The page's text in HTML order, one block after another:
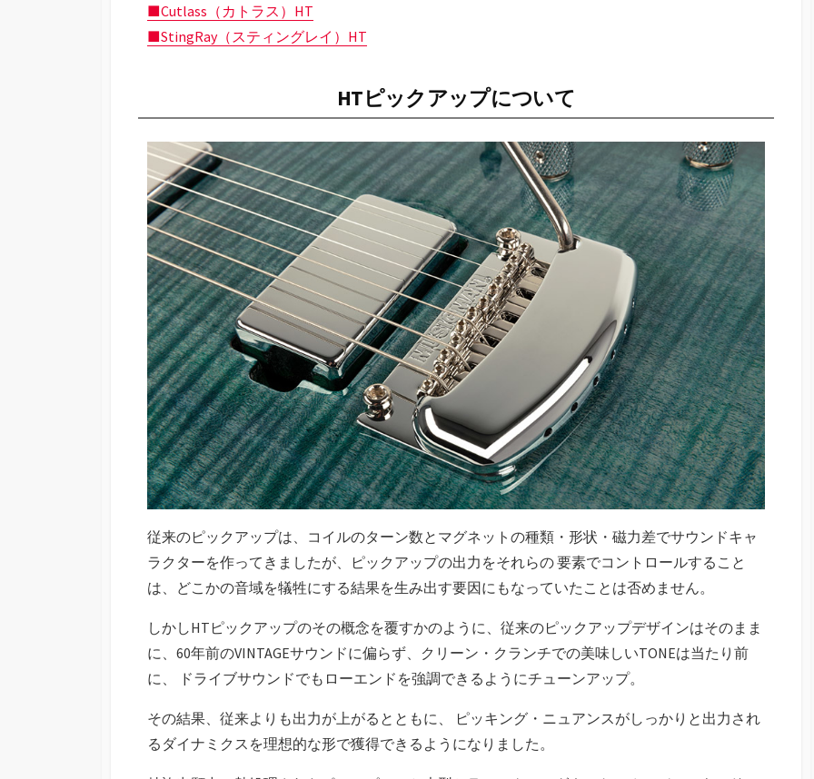
■Cutlass（カトラス）HT
■StingRay（スティングレイ）HT
HTピックアップについて
従来のピックアップは、コイルのターン数とマグネットの種類・形状・磁力差でサウンドキャ
ラクターを作ってきましたが、ピックアップの出力をそれらの 要素でコントロールすること
は、どこかの音域を犠牲にする結果を生み出す要因にもなっていたことは否めません。
しかしHTピックアップのその概念を覆すかのように、従来のピックアップデザインはそのまま
に、60年前のVINTAGEサウンドに偏らず、クリーン・クランチでの美味しいTONEは当たり前
に、 ドライブサウンドでもローエンドを強調できるようにチューンアップ。
その結果、従来よりも出力が上がるとともに、 ピッキング・ニュアンスがしっかりと出力され
るダイナミクスを理想的な形で獲得できるようになりました。